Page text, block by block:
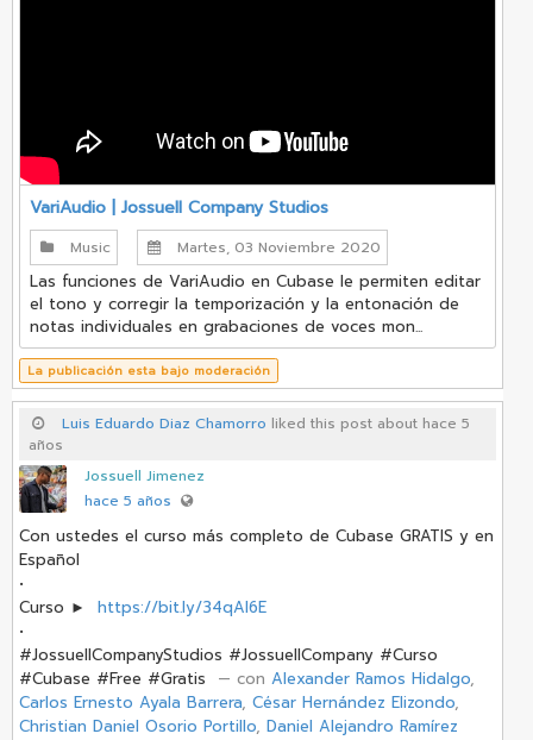
VariAudio | Jossuell Company Studios
Music Martes, 03 Noviembre 2020
Las funciones de VariAudio en Cubase le permiten editar
el tono y corregir la temporización y la entonación de
notas individuales en grabaciones de voces mon...
La publicación esta bajo moderación
Luis Eduardo Diaz Chamorro liked this post about hace 5
años
Jossuell Jimenez
hace 5 años
Con ustedes el curso más completo de Cubase GRATIS y en
Español
•
Curso ►
https://bit.ly/34qAI6E
•
#JossuellCompanyStudios #JossuellCompany #Curso
#Cubase #Free #Gratis
‏ — con Alexander Ramos Hidalgo,
Carlos Ernesto Ayala Barrera, César Hernández Elizondo,
Christian Daniel Osorio Portillo, Daniel Alejandro Ramírez